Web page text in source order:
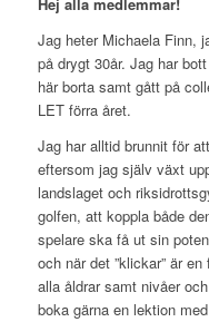
Jag heter Michaela Finn,
på drygt 30år. Jag har
här borta samt gått på
LET förra året.
Jag har alltid brunnit för
eftersom jag själv växt
landslaget och
golfen, att koppla både
spelare ska få ut sin
och när det ”klickar” är
alla åldrar samt nivåer
boka gärna en lektion